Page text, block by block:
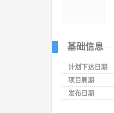
基础信息
计划下达日期
项目周期
发布日期